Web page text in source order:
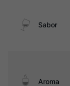
Sabor
Aroma